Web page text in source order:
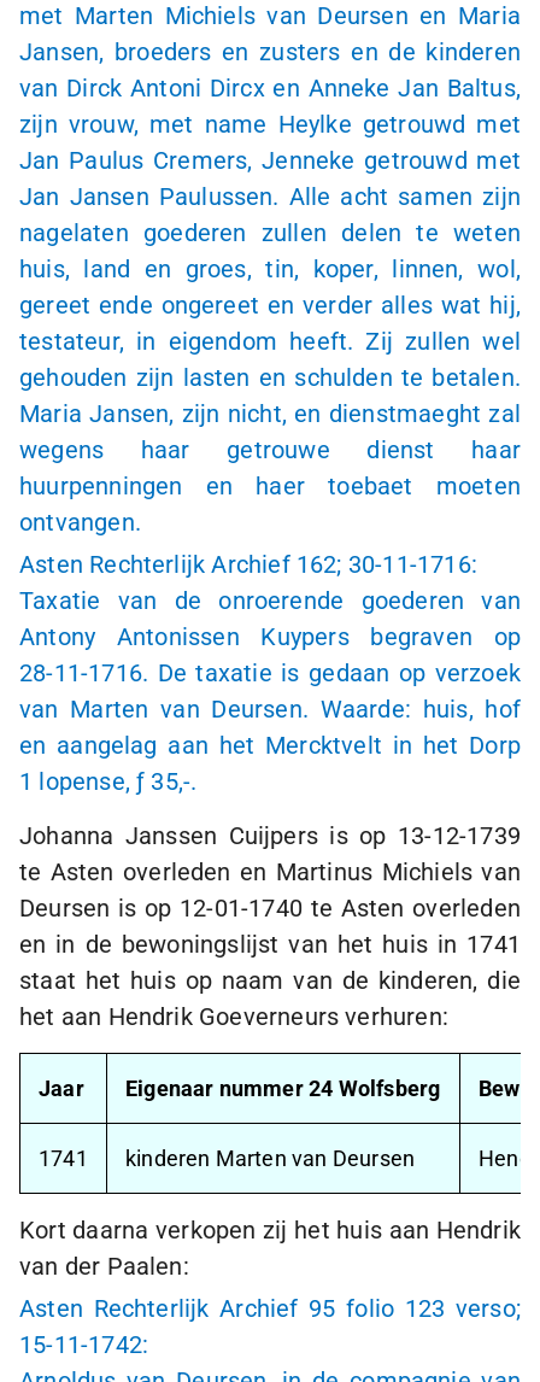
met Marten Michiels van Deursen en Maria
Jansen, broeders en zusters en de kinderen
van Dirck Antoni Dircx en Anneke Jan Baltus,
zijn vrouw, met name Heylke getrouwd met
Jan Paulus Cremers, Jenneke getrouwd met
Jan Jansen Paulussen. Alle acht samen zijn
nagelaten goederen zullen delen te weten
huis, land en groes, tin, koper, linnen, wol,
gereet ende ongereet en verder alles wat hij,
testateur, in eigendom heeft. Zij zullen wel
gehouden zijn lasten en schulden te betalen.
Maria Jansen, zijn nicht, en dienstmaeght zal
wegens haar getrouwe dienst haar
huurpenningen en haer toebaet moeten
ontvangen.
Asten Rechterlijk Archief 162; 30-11-1716:
Taxatie van de onroerende goederen van
Antony Antonissen Kuypers begraven op
28-11-1716. De taxatie is gedaan op verzoek
van Marten van Deursen. Waarde: huis, hof
en aangelag aan het Mercktvelt in het Dorp
1 lopense,ƒ 35,-.
Johanna Janssen Cuijpers is op 13-12-1739
te Asten overleden en Martinus Michiels van
Deursen is op 12-01-1740te Asten overleden
en in de bewoningslijst van het huis in 1741
staat het huis op naam van de kinderen, die
het aan Hendrik Goeverneurs verhuren:
Jaar Eigenaar nummer 24 Wolfsberg
1741 kinderen Marten van Deursen
Kort daarna verkopen zij het huis aan Hendrik
van der Paalen:
Asten Rechterlijk Archief 95 folio 123 verso;
15-11-1742: